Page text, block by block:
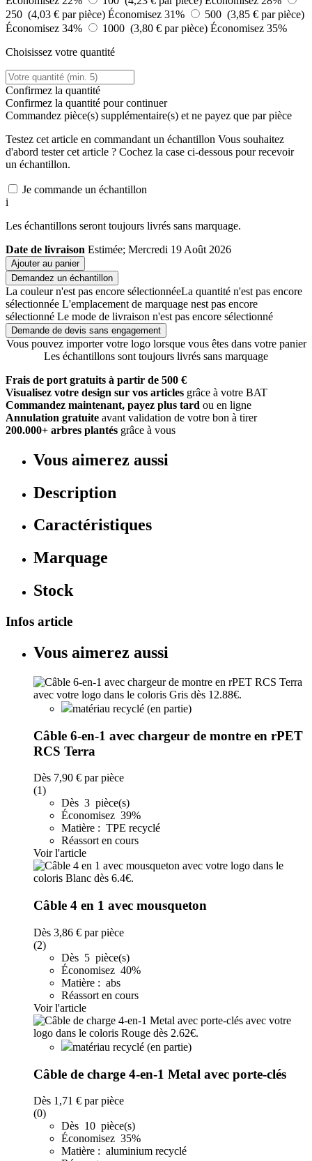
250 (4,03 € par pièce) Économisez 31%
500 (3,85 € par pièce)
Économisez 34%
1000 (3,80 € par pièce) Économisez 35%
Choisissez votre quantité
Confirmez la quantité
Confirmez la quantité pour continuer
Commandez pièce(s) supplémentaire(s) et ne payez que par pièce
Testez cet article en commandant un échantillon Vous souhaitez
d'abord tester cet article ? Cochez la case ci-dessous pour recevoir
un échantillon.
Je commande un échantillon
i
Les échantillons seront toujours livrés sans marquage.
Date de livraison Estimée; Mercredi 19 Août 2026
Ajouter au panier
Demandez un échantillon
La couleur n'est pas encore sélectionnéeLa quantité n'est pas encore
sélectionnée L'emplacement de marquage nest pas encore
sélectionné Le mode de livraison n'est pas encore sélectionné
Demande de devis sans engagement
Vous pouvez importer votre logo lorsque vous êtes dans votre panier
Les échantillons sont toujours livrés sans marquage
Frais de port gratuits à partir de 500 €
Visualisez votre design sur vos articles grâce à votre BAT
Commandez maintenant, payez plus tard ou en ligne
Annulation gratuite avant validation de votre bon à tirer
200.000+ arbres plantés grâce à vous
Vous aimerez aussi
Description
Caractéristiques
Marquage
Stock
Infos article
Vous aimerez aussi
matériau recyclé (en partie)
Câble 6-en-1 avec chargeur de montre en rPET
RCS Terra
Dès 7,90 € par pièce
(1)
Dès 3 pièce(s)
Économisez 39%
Matière : TPE recyclé
Réassort en cours
Voir l'article
Câble 4 en 1 avec mousqueton
Dès 3,86 € par pièce
(2)
Dès 5 pièce(s)
Économisez 40%
Matière : abs
Réassort en cours
Voir l'article
matériau recyclé (en partie)
Câble de charge 4-en-1 Metal avec porte-clés
Dès 1,71 € par pièce
(0)
Dès 10 pièce(s)
Économisez 35%
Matière : aluminium recyclé